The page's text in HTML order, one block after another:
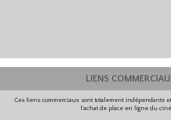
LIENS
Ces liens commerciaux sont totalement indépendants
l'achat de place en ligne du